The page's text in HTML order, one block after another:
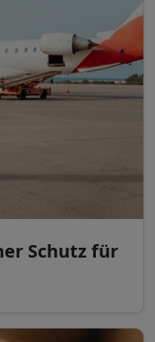
Schutz für